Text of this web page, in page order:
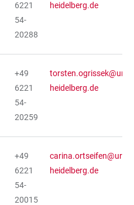
6221
54-
20288
heidelberg.de
+49
6221
54-
20259
heidelberg.de
+49
6221
54-
20015
heidelberg.de